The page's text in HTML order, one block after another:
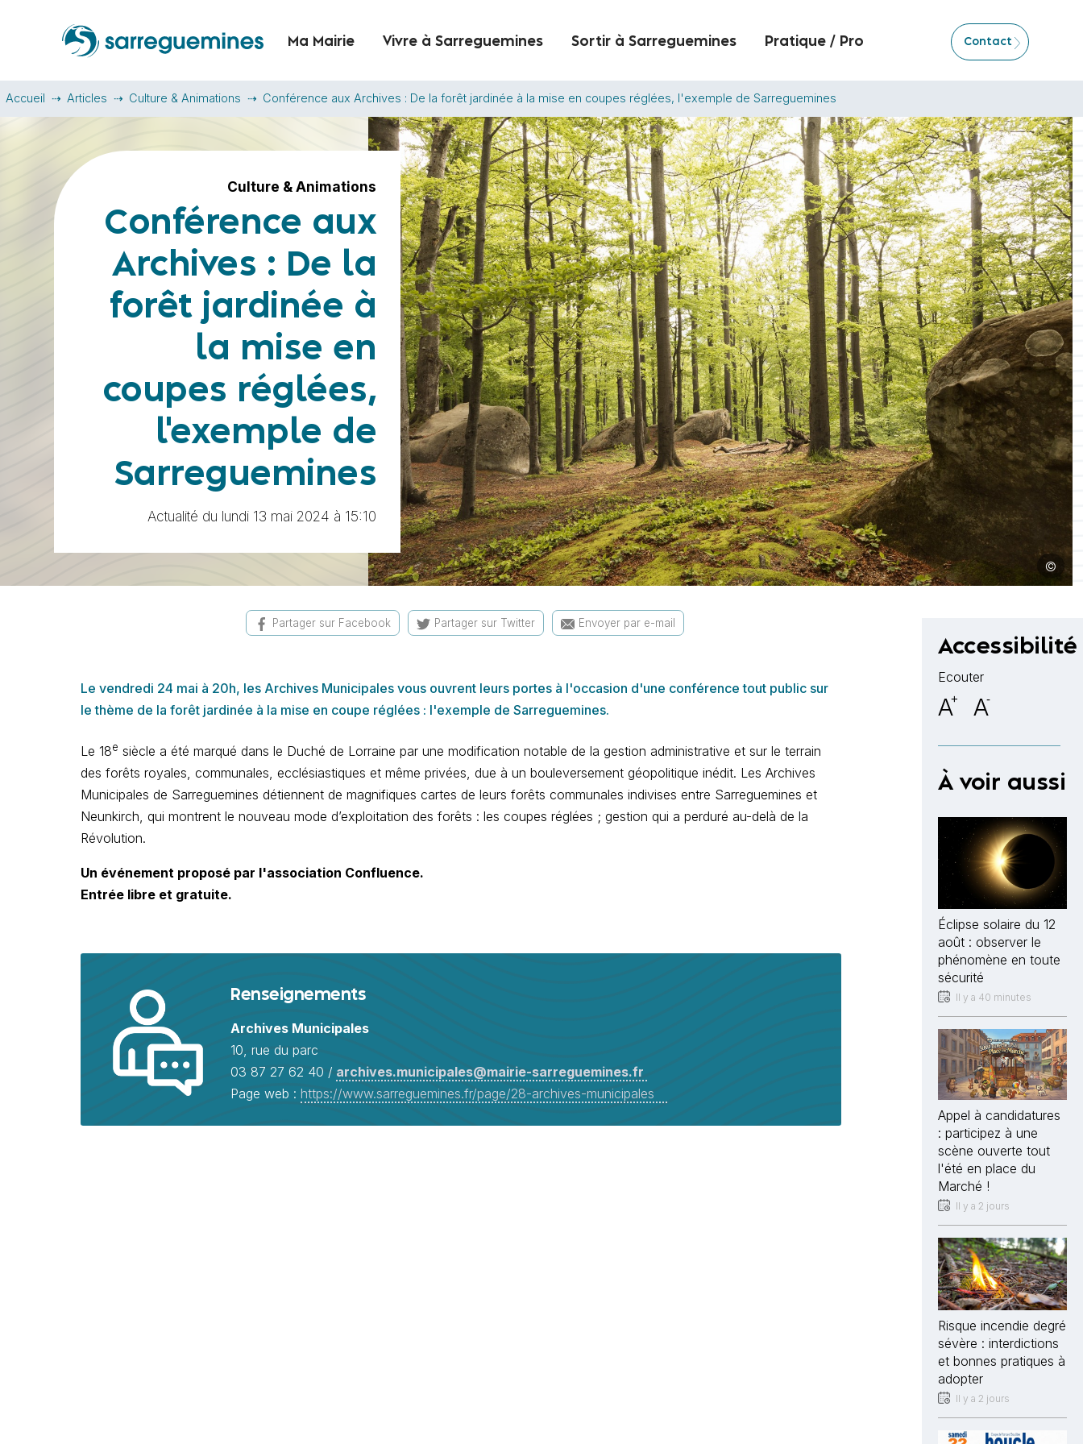
Ma Mairie Vivre à Sarreguemines Sortir à Sarreguemines Pratique / Pro Contact
Accueil Articles Culture & Animations Conférence aux Archives : De la forêt jardinée à la mise en coupes réglées, l'exemple de Sarreguemines
Culture & Animations
Conférence aux
Archives : De la
forêt jardinée à
la mise en
coupes réglées,
l'exemple de
Sarreguemines
Actualité du lundi 13 mai 2024 à 15:10
Image :
©
Partager sur Facebook Partager sur Twitter Envoyer par e-mail
Le vendredi 24 mai à 20h, les Archives Municipales vous ouvrent leurs portes à l'occasion d'une conférence tout public sur
le thème de la forêt jardinée à la mise en coupe réglées : l'exemple de Sarreguemines.
Le 18e siècle a été marqué dans le Duché de Lorraine par une modification notable de la gestion administrative et sur le terrain
des forêts royales, communales, ecclésiastiques et même privées, due à un bouleversement géopolitique inédit. Les Archives
Municipales de Sarreguemines détiennent de magnifiques cartes de leurs forêts communales indivises entre Sarreguemines et
Neunkirch, qui montrent le nouveau mode d’exploitation des forêts : les coupes réglées ; gestion qui a perduré au-delà de la
Révolution.
Un événement proposé par l'association Confluence.
Entrée libre et gratuite.
Renseignements
Archives Municipales
10, rue du parc
03 87 27 62 40 / archives.municipales@mairie-sarreguemines.fr
Page web : https://www.sarreguemines.fr/page/28-archives-municipales
Accessibilité
Ecouter
A+ A-
À voir aussi
Éclipse solaire du 12
août : observer le
phénomène en toute
sécurité
Il y a 40 minutes
Appel à candidatures
: participez à une
scène ouverte tout
l'été en place du
Marché !
Il y a 2 jours
Risque incendie degré
sévère : interdictions
et bonnes pratiques à
adopter
Il y a 2 jours